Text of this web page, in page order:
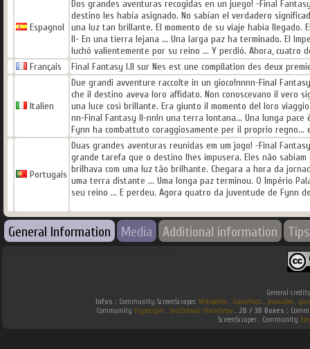
Espagnol
Dos grandes aventuras recogidas en un juego! -Final
destino les había asignado. No sabían el verdadero
una luz tan brillante. El momento de su viaje había llegado.
II- En una tierra lejana ... Una larga paz ha terminado. El
luchó valientemente por su reino ... Y perdió. Ahora, cuatro
Français
Final Fantasy I.II sur Nes est une compilation des deux
Italien
Due grandi avventure raccolte in un gioco!nnnn-Final
che il destino aveva loro affidato. Non conoscevano il vero
una luce così brillante. Era giunto il momento del loro
nn-Final Fantasy II-nnIn una terra lontana... Una lunga
Fynn ha combattuto coraggiosamente per il proprio
Portugais
Duas grandes aventuras reunidas em um jogo! -Final
grande tarefa que o destino lhes impusera. Eles não
brilhava com uma luz tão brilhante. Chegara a hora da
uma terra distante ... Uma longa paz terminou. O Império
seu reino ... E perdeu. Agora quatro da juventude de Fynn
General Information Media Additional information Tips
General
Infos : Community ScreenScraper. Wikipedia . Gamefaqs. jeuxvideo.
Community Hyperspin . Southtown-Homebrew. 2D / 3D Boxes :
ScreenScraper . Community